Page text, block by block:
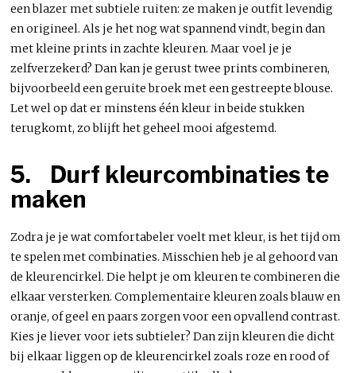
een blazer met subtiele ruiten: ze maken je outfit levendig
en origineel. Als je het nog wat spannend vindt, begin dan
met kleine prints in zachte kleuren. Maar voel je je
zelfverzekerd? Dan kan je gerust twee prints combineren,
bijvoorbeeld een geruite broek met een gestreepte blouse.
Let wel op dat er minstens één kleur in beide stukken
terugkomt, zo blijft het geheel mooi afgestemd.
5.
Durf kleurcombinaties te
maken
Zodra je je wat comfortabeler voelt met kleur, is het tijd om
te spelen met combinaties. Misschien heb je al gehoord van
de kleurencirkel. Die helpt je om kleuren te combineren die
elkaar versterken. Complementaire kleuren zoals blauw en
oranje, of geel en paars zorgen voor een opvallend contrast.
Kies je liever voor iets subtieler? Dan zijn kleuren die dicht
bij elkaar liggen op de kleurencirkel zoals roze en rood of